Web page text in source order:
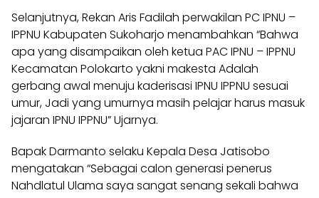
Selanjutnya, Rekan Aris Fadilah perwakilan PC IPNU –
IPPNU Kabupaten Sukoharjo menambahkan “Bahwa
apa yang disampaikan oleh ketua PAC IPNU – IPPNU
Kecamatan Polokarto yakni makesta Adalah
gerbang awal menuju kaderisasi IPNU IPPNU sesuai
umur, Jadi yang umurnya masih pelajar harus masuk
jajaran IPNU IPPNU” Ujarnya.
Bapak Darmanto selaku Kepala Desa Jatisobo
mengatakan “Sebagai calon generasi penerus
Nahdlatul Ulama saya sangat senang sekali bahwa